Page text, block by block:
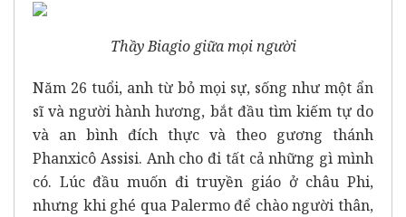
Thầy Biagio giữa mọi người
Năm 26 tuổi, anh từ bỏ mọi sự, sống như một ẩn
sĩ và người hành hương, bắt đầu tìm kiếm tự do
và an bình đích thực và theo gương thánh
Phanxicô Assisi. Anh cho đi tất cả những gì mình
có. Lúc đầu muốn đi truyền giáo ở châu Phi,
nhưng khi ghé qua Palermo để chào người thân,